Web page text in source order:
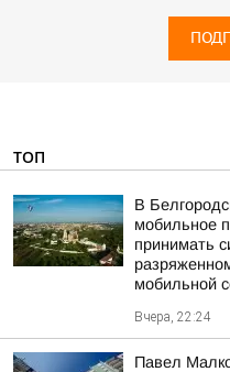
ТОП
В
мобильное
принимать
мобильной
Вчера, 22:24
Павел